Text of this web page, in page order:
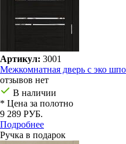
Артикул: 3001
Межкомнатная дверь с эко
отзывов нет
В наличии
* Цена за полотно
9 289 РУБ.
Подробнее
Ручка в подарок